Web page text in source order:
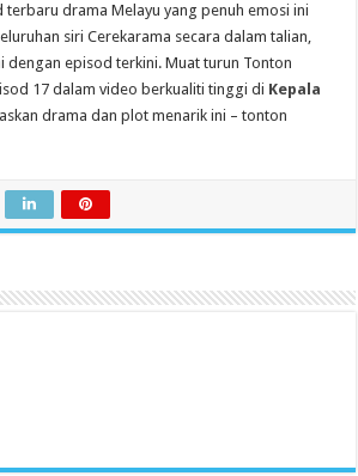
drama Melayu yang penuh emosi ini
siri Cerekarama secara dalam talian,
dengan episod terkini. Muat turun Tonton
17 dalam video berkualiti tinggi di Kepala
drama dan plot menarik ini – tonton